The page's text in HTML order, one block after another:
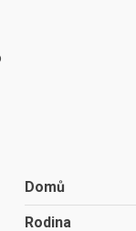
Domů
Rodina